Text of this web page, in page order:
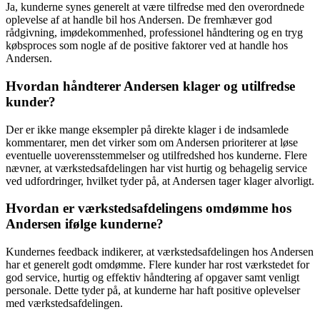
Ja, kunderne synes generelt at være tilfredse med den overordnede
oplevelse af at handle bil hos Andersen. De fremhæver god
rådgivning, imødekommenhed, professionel håndtering og en tryg
købsproces som nogle af de positive faktorer ved at handle hos
Andersen.
Hvordan håndterer Andersen klager og utilfredse
kunder?
Der er ikke mange eksempler på direkte klager i de indsamlede
kommentarer, men det virker som om Andersen prioriterer at løse
eventuelle uoverensstemmelser og utilfredshed hos kunderne. Flere
nævner, at værkstedsafdelingen har vist hurtig og behagelig service
ved udfordringer, hvilket tyder på, at Andersen tager klager alvorligt.
Hvordan er værkstedsafdelingens omdømme hos
Andersen ifølge kunderne?
Kundernes feedback indikerer, at værkstedsafdelingen hos Andersen
har et generelt godt omdømme. Flere kunder har rost værkstedet for
god service, hurtig og effektiv håndtering af opgaver samt venligt
personale. Dette tyder på, at kunderne har haft positive oplevelser
med værkstedsafdelingen.